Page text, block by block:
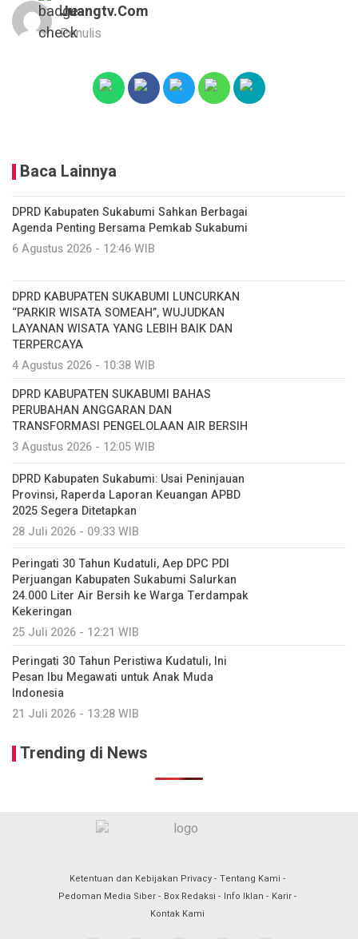
Juangtv.com
Penulis
Baca Lainnya
DPRD Kabupaten Sukabumi Sahkan Berbagai
Agenda Penting Bersama Pemkab Sukabumi
6 Agustus 2026 - 12:46 WIB
DPRD KABUPATEN SUKABUMI LUNCURKAN
“PARKIR WISATA SOMEAH”, WUJUDKAN
LAYANAN WISATA YANG LEBIH BAIK DAN
TERPERCAYA
4 Agustus 2026 - 10:38 WIB
DPRD KABUPATEN SUKABUMI BAHAS
PERUBAHAN ANGGARAN DAN
TRANSFORMASI PENGELOLAAN AIR BERSIH
3 Agustus 2026 - 12:05 WIB
DPRD Kabupaten Sukabumi: Usai Peninjauan
Provinsi, Raperda Laporan Keuangan APBD
2025 Segera Ditetapkan
28 Juli 2026 - 09:33 WIB
Peringati 30 Tahun Kudatuli, Aep DPC PDI
Perjuangan Kabupaten Sukabumi Salurkan
24.000 Liter Air Bersih ke Warga Terdampak
Kekeringan
25 Juli 2026 - 12:21 WIB
Peringati 30 Tahun Peristiwa Kudatuli, Ini
Pesan Ibu Megawati untuk Anak Muda
Indonesia
21 Juli 2026 - 13:28 WIB
Trending di News
Ketentuan dan Kebijakan Privacy Tentang Kami
Pedoman Media Siber
Box Redaksi Info Iklan
Karir
Kontak Kami